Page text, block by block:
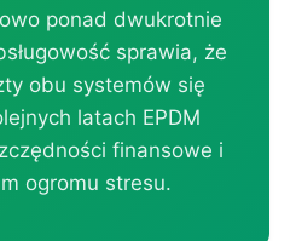
ponad dwukrotnie
sprawia, że
obu systemów się
latach EPDM
finansowe i
ogromu stresu.